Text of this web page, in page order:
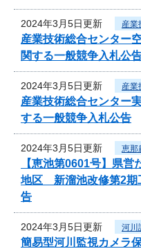
2024年3月5日更新 産業
産業技術総合センター
関する一般競争入札公
2024年3月5日更新 産業
産業技術総合センター
する一般競争入札公告
2024年3月5日更新 恵那
【恵池第0601号】県
地区 新溜池改修第2期
告
2024年3月5日更新 河川
簡易型河川監視カメラ